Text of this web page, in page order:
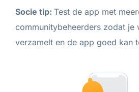
Socie tip: Test de app met
communitybeheerders zodat je
verzamelt en de app goed kan